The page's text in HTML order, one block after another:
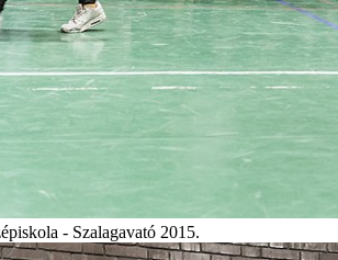
- Szalagavató 2015.